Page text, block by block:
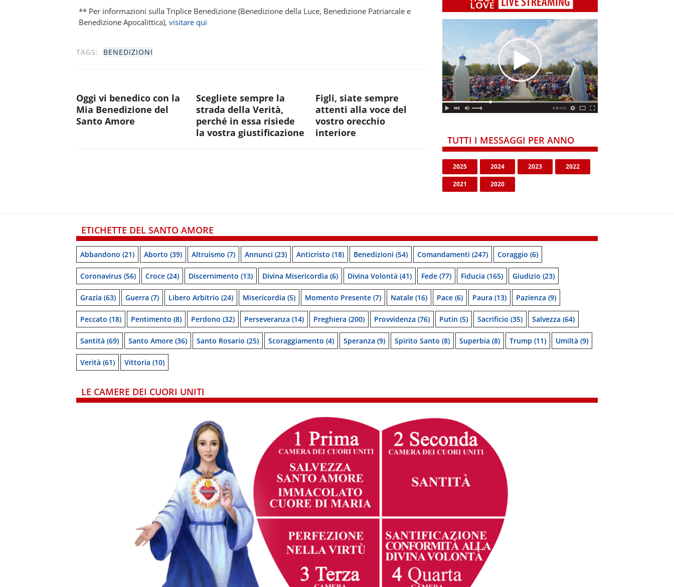
** Per informazioni sulla Triplice Benedizione (Benedizione della Luce, Benedizione Patriarcale e
Benedizione Apocalittica), visitare qui
TAGS: BENEDIZIONI
Oggi vi benedico con la
Mia Benedizione del
Santo Amore
Scegliete sempre la
strada della Verità,
perché in essa risiede
la vostra giustificazione
Figli, siate sempre
attenti alla voce del
vostro orecchio
interiore
TUTTI I MESSAGGI PER ANNO
2025 2024 2023 2022
2021 2020
ETICHETTE DEL SANTO AMORE
Abbandono (21) Aborto (39) Altruismo (7) Annunci (23) Anticristo (18) Benedizioni (54) Comandamenti (247) Coraggio (6)
Coronavirus (56) Croce (24) Discernimento (13) Divina Misericordia (6) Divina Volontà (41) Fede (77) Fiducia (165) Giudizio (23)
Grazia (63) Guerra (7) Libero Arbitrio (24) Misericordia (5) Momento Presente (7) Natale (16) Pace (6) Paura (13) Pazienza (9)
Peccato (18) Pentimento (8) Perdono (32) Perseveranza (14) Preghiera (200) Provvidenza (76) Putin (5) Sacrificio (35) Salvezza (64)
Santità (69) Santo Amore (36) Santo Rosario (25) Scoraggiamento (4) Speranza (9) Spirito Santo (8) Superbia (8) Trump (11) Umiltà (9)
Verità (61) Vittoria (10)
LE CAMERE DEI CUORI UNITI